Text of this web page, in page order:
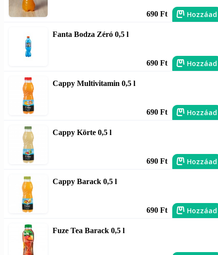
690 Ft Hozzáad
Fanta Bodza Zéró 0,5 l
690 Ft Hozzáad
Cappy Multivitamin 0,5 l
690 Ft Hozzáad
Cappy Körte 0,5 l
690 Ft Hozzáad
Cappy Barack 0,5 l
690 Ft Hozzáad
Fuze Tea Barack 0,5 l